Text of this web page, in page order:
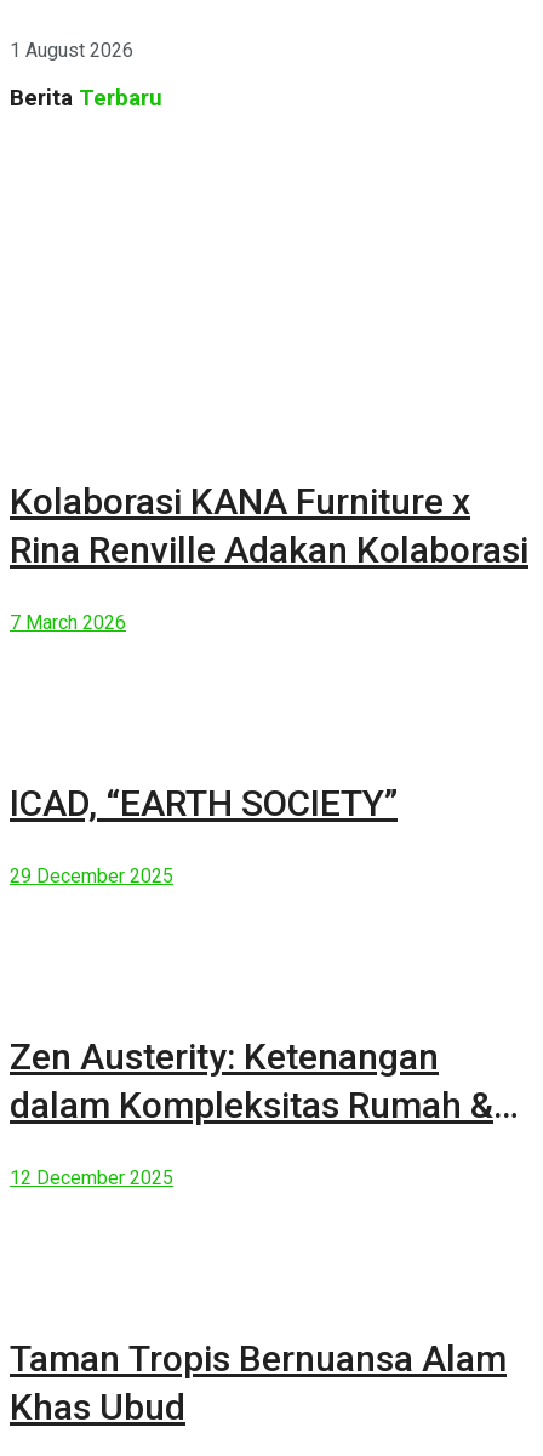
1 August 2026
Berita Terbaru
Kolaborasi KANA Furniture x
Rina Renville Adakan Kolaborasi
7 March 2026
ICAD, “EARTH SOCIETY”
29 December 2025
Zen Austerity: Ketenangan
dalam Kompleksitas Rumah &
12 December 2025
Taman Tropis Bernuansa Alam
Khas Ubud